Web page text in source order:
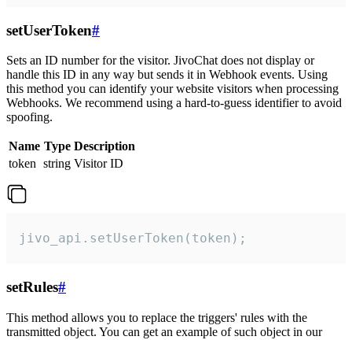
setUserToken#
Sets an ID number for the visitor. JivoChat does not display or
handle this ID in any way but sends it in Webhook events. Using
this method you can identify your website visitors when processing
Webhooks. We recommend using a hard-to-guess identifier to avoid
spoofing.
Name Type Description
token string Visitor ID
jivo_api.setUserToken(token);
setRules#
This method allows you to replace the triggers' rules with the
transmitted object. You can get an example of such object in our